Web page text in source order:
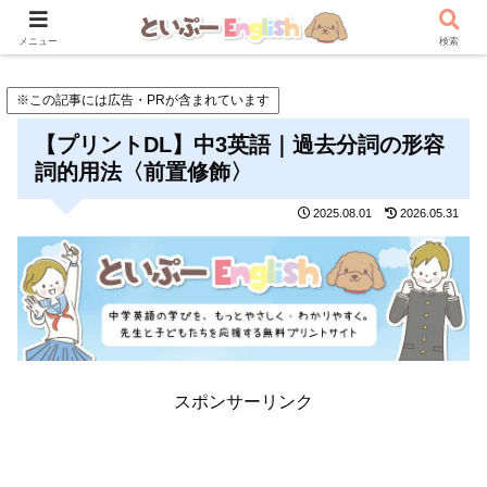
※この記事には広告・PRが含まれています
【プリントDL】中3英語｜過去分詞の形容
詞的用法〈前置修飾〉
2025.08.01 2026.05.31
スポンサーリンク
メニュー 検索